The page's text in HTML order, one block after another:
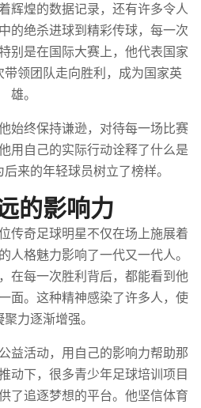
辉煌的数据记录，还有许多令人
的绝杀进球到精彩传球，每一次
别是在国际大赛上，他代表国家
领团队走向胜利，成为国家英
雄。
始终保持谦逊，对待每一场比赛
用自己的实际行动诠释了什么是
来的年轻球员树立了榜样。
的影响力
传奇足球明星不仅在场上施展着
人格魅力影响了一代又一代人。
在每一次胜利背后，都能看到他
面。这种精神感染了许多人，使
力逐渐增强。
益活动，用自己的影响力帮助那
动下，很多青少年足球培训项目
了追逐梦想的平台。他坚信体育